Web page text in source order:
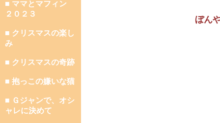
■ ママとマフィン
２０２３
■ クリスマスの楽し
み
■ クリスマスの奇跡
■ 抱っこの嫌いな猫
■ Ｇジャンで、オシ
ャレに決めて
ぼん